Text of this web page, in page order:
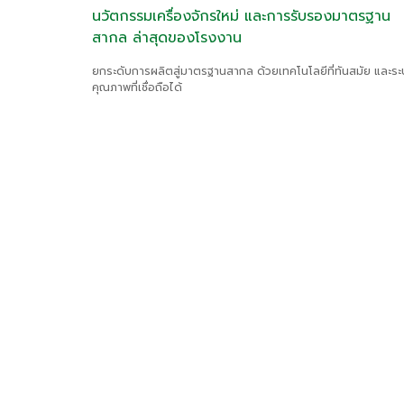
นวัตกรรมเครื่องจักรใหม่ และการรับรองมาตรฐาน
สากล ล่าสุดของโรงงาน
ยกระดับการผลิตสู่มาตรฐานสากล ด้วยเทคโนโลยีที่ทันสมัย และร
คุณภาพที่เชื่อถือได้